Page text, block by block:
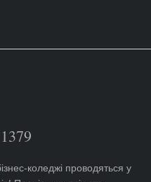
1379
коледжі проводяться у